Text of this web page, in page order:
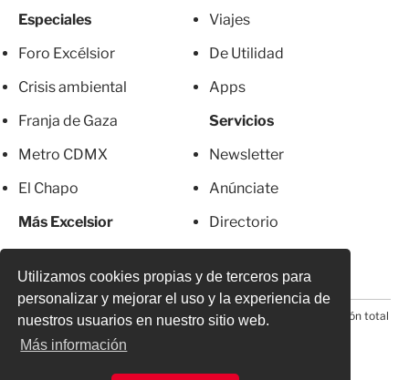
Utilizamos cookies propias y de terceros para
personalizar y mejorar el uso y la experiencia de
nuestros usuarios en nuestro sitio web.
Más información
Especiales
Foro Excélsior
Crisis ambiental
Franja de Gaza
Metro CDMX
El Chapo
Más Excelsior
Viajes
De Utilidad
Apps
Servicios
Newsletter
Anúnciate
Directorio
© 2026 Todos los derechos reservados. Prohibida la reproducción total
o parcial, incluyendo cualquier medio electrónico*